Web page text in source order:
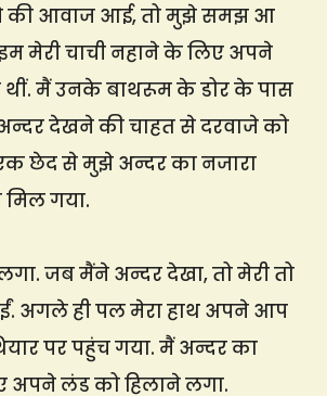
की आवाज आई, तो मुझे समझ आ
मेरी चाची नहाने के लिए अपने
मैं उनके बाथरूम के डोर के पास
देखने की चाहत से दरवाजे को
छेद से मुझे अन्दर का नजारा
गया.
जब मैंने अन्दर देखा, तो मेरी तो
अगले ही पल मेरा हाथ अपने आप
पर पहुंच गया. मैं अन्दर का
अपने लंड को हिलाने लगा.